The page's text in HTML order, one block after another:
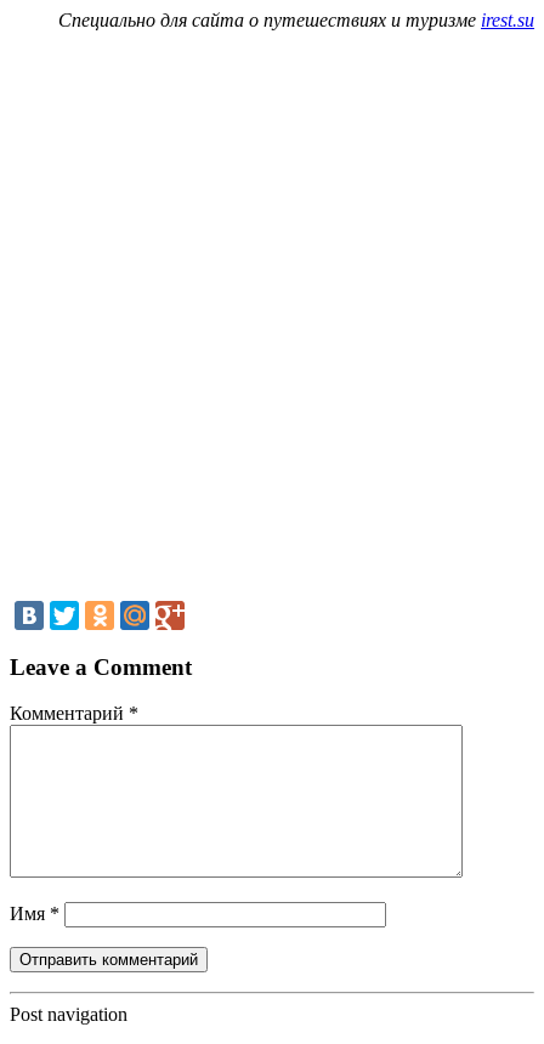
Специально для сайта о путешествиях и туризме irest.su
Leave a Comment
Комментарий *
Имя *
Post navigation